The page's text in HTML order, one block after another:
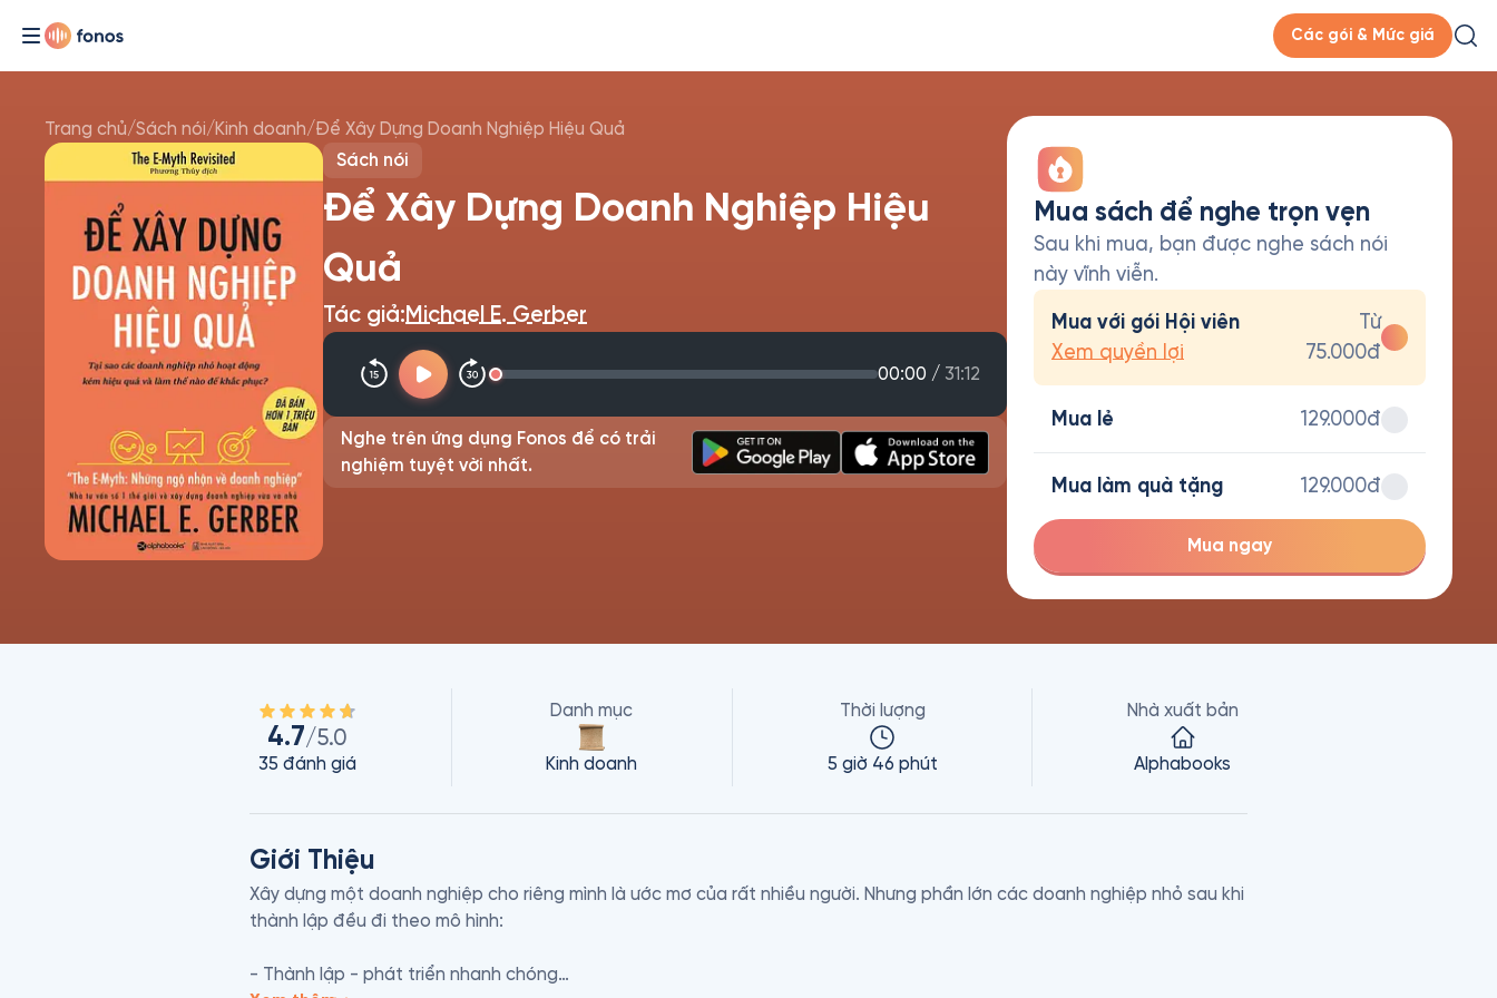
Các gói & Mức giá
Trang chủ/Sách nói/Kinh doanh/Để Xây Dựng Doanh Nghiệp Hiệu Quả
Sách nói
Để Xây Dựng Doanh Nghiệp Hiệu
Quả
Tác giả:Michael E. Gerber
00:00 / 31:12
Nghe trên ứng dụng Fonos để có trải
nghiệm tuyệt vời nhất.
Mua sách để nghe trọn vẹn
Sau khi mua, bạn được nghe sách nói
này vĩnh viễn.
Mua với gói Hội viên
Xem quyền lợi
Từ
75.000đ
Mua lẻ 129.000đ
Mua làm quà tặng 129.000đ
Mua ngay
4.7/5.0
35 đánh giá
Danh mục
Kinh doanh
Thời lượng
5 giờ 46 phút
Nhà xuất bản
Alphabooks
Giới Thiệu
Xây dựng một doanh nghiệp cho riêng mình là ước mơ của rất nhiều người. Nhưng phần lớn các doanh nghiệp nhỏ sau khi
thành lập đều đi theo mô hình:
- Thành lập - phát triển nhanh chóng